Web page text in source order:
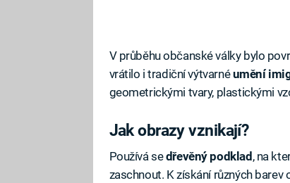
V průběhu občanské války bylo
vrátilo i tradiční výtvarnéumění
geometrickými tvary, plastickými
Jak obrazy vznikají?
Používá sedřevěný podklad , na
zaschnout. K získání různých